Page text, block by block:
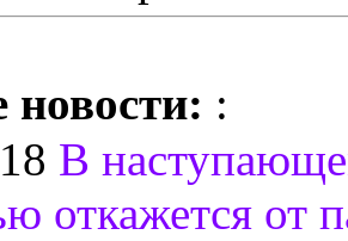
:
В
откажется от